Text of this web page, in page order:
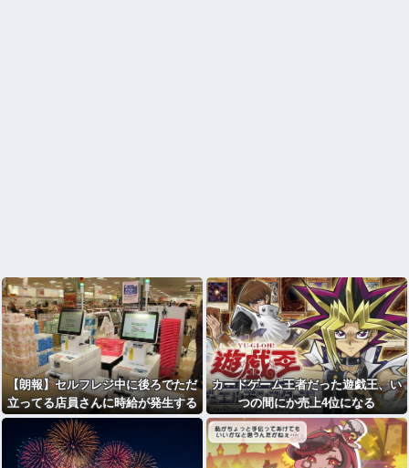
【朗報】セルフレジ中に後ろでただ
立ってる店員さんに時給が発生する
のおかしい←3万いいねｗｗｗｗｗ
ｗｗｗｗｗ
カードゲーム王者だった遊戯王、い
つの間にか売上4位になる